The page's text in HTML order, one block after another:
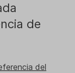
de
del